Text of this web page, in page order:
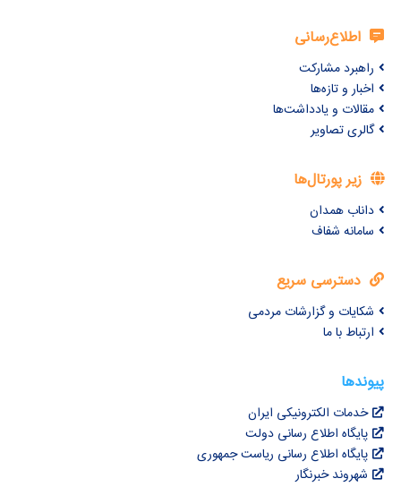
اطلاع‌رسانی
راهبرد مشارکت
اخبار و تازه‌ها
مقالات و یادداشت‌ها
گالری تصاویر
زیر پورتال‌ها
داناب همدان
سامانه شفاف
دسترسی سریع
شکایات و گزارشات مردمی
ارتباط با ما
پیوندها
خدمات الکترونیکی ایران
پایگاه اطلاع رسانی دولت
پایگاه اطلاع رسانی ریاست جمهوری
شهروند خبرنگار